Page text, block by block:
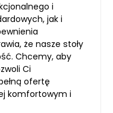
i
jak i
że nasze stoły
Chcemy, aby
Ci
ofertę
komfortowym i